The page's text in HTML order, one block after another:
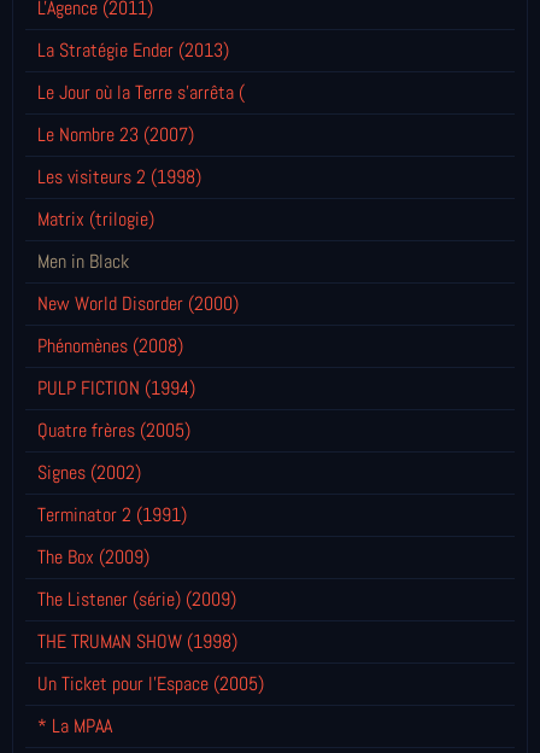
L'Agence (2011)
La Stratégie Ender (2013)
Le Jour où la Terre s'arrêta (
Le Nombre 23 (2007)
Les visiteurs 2 (1998)
Matrix (trilogie)
Men in Black
New World Disorder (2000)
Phénomènes (2008)
PULP FICTION (1994)
Quatre frères (2005)
Signes (2002)
Terminator 2 (1991)
The Box (2009)
The Listener (série) (2009)
THE TRUMAN SHOW (1998)
Un Ticket pour l'Espace (2005)
* La MPAA